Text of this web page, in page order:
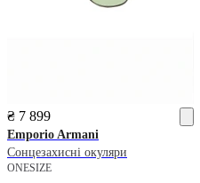
₴ 7 899
Emporio Armani
Сонцезахисні окуляри
ONESIZE